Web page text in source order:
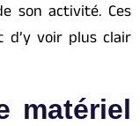
son activité. Ces
d’y voir plus clair
matériel